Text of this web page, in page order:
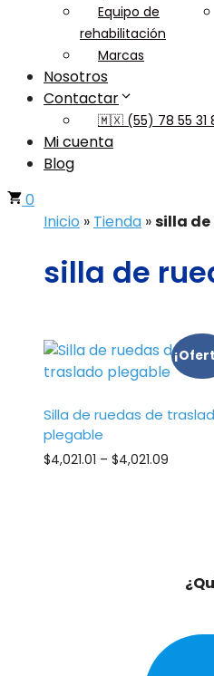
Equipo de
rehabilitación
Marcas
Nosotros
Contactar
🇲🇽 (55) 78 55 31
Mi cuenta
Blog
0
Inicio » Tienda »silla
silla de
Silla de ruedas de
plegable
$4,021.01 – $4,021.09